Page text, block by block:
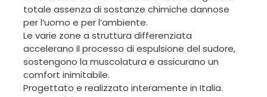
totale assenza di sostanze chimiche dannose
per l’uomo e per l’ambiente.
Le varie zone a struttura differenziata
accelerano il processo di espulsione del sudore,
sostengono la muscolatura e assicurano un
comfort inimitabile.
Progettato e realizzato interamente in Italia.